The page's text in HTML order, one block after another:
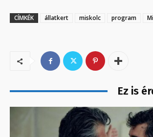
CÍMKÉK állatkert miskolc program
Ez is